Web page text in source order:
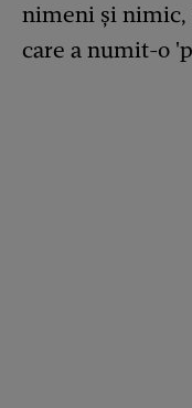
nimeni și nimic,
care a numit-o